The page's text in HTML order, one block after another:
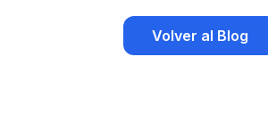
Volver al Blog